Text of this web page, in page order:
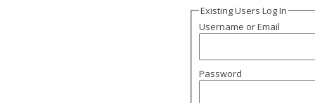
Existing Users Log In
Username or Email
Password